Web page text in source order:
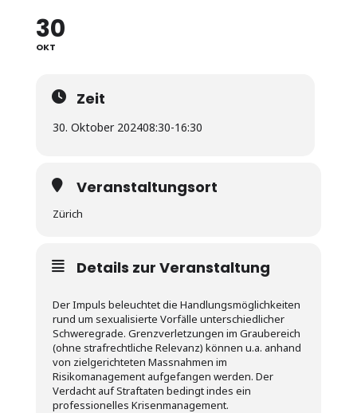
30
OKT
Zeit
30. Oktober 202408:30-16:30
Veranstaltungsort
Zürich
Details zur Veranstaltung
Der Impuls beleuchtet die Handlungsmöglichkeiten
rund um sexualisierte Vorfälle unterschiedlicher
Schweregrade. Grenzverletzungen im Graubereich
(ohne strafrechtliche Relevanz) können u.a. anhand
von zielgerichteten Massnahmen im
Risikomanagement aufgefangen werden. Der
Verdacht auf Straftaten bedingt indes ein
professionelles Krisenmanagement.